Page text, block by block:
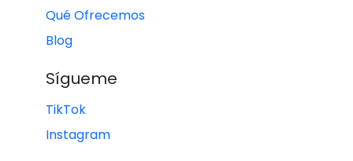
Qué Ofrecemos
Blog
Sígueme
TikTok
Instagram